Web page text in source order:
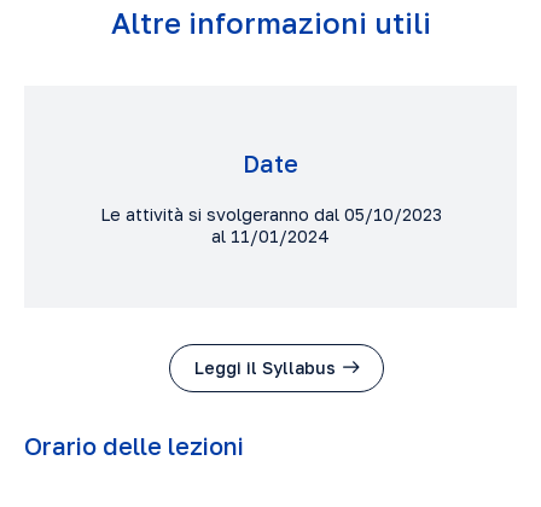
Altre informazioni utili
Date
Le attività si svolgeranno dal 05/10/2023
al 11/01/2024
Leggi il Syllabus
Orario delle lezioni